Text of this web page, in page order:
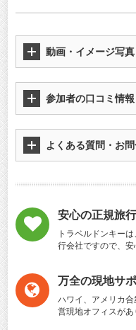
動画・イメージ写真
参加者の口コミ情報
よくある質問・お
安心の正規旅
トラベルドンキー
行会社ですので、安
万全の現地サ
ハワイ、アメリカ
営現地オフィスがあ